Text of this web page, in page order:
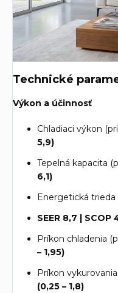
Technické
Výkon a účinnosť
Chladiaci výkon
5,9)
Tepelná kapacita
6,1)
Energetická trieda
SEER 8,7 | SCOP
Príkon chladenia
– 1,95)
Príkon
(0,25 – 1,8)